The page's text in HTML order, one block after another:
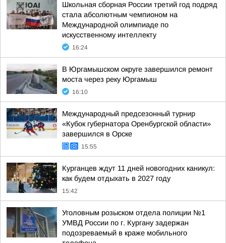
Школьная сборная России третий год подряд
стала абсолютным чемпионом на
Международной олимпиаде по
искусственному интеллекту
16:24
В Юргамышском округе завершился ремонт
моста через реку Юргамыш
16:10
Международный предсезонный турнир
«Кубок губернатора Оренбургской области»
завершился в Орске
15:55
Курганцев ждут 11 дней новогодних каникул:
как будем отдыхать в 2027 году
15:42
Уголовным розыском отдела полиции №1
УМВД России по г. Кургану задержан
подозреваемый в краже мобильного